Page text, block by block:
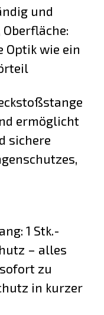
und
Optik wie ein
ermöglicht
sichere
1 Stk.-
– alles
zu
in kurzer